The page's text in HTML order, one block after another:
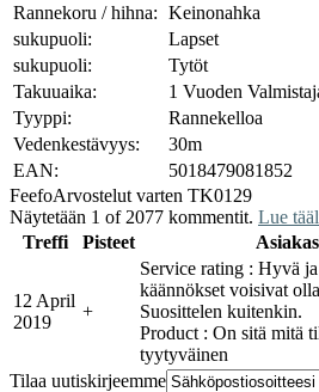
Rannekoru / hihna: Keinonahka
sukupuoli:
Lapset
sukupuoli:
Tytöt
Takuuaika:
1 Vuoden
Tyyppi:
Rannekelloa
Vedenkestävyys:
30m
EAN:
5018479081852
FeefoArvostelut varten TK0129
Näytetään 1 of 2077 kommentit. Lue
Treffi
Pisteet
12 April
2019
+
Service rating : Hyvä
käännökset voisivat
Suosittelen kuitenkin.
Product : On sitä mitä
tyytyväinen
Tilaa uutiskirjeemme